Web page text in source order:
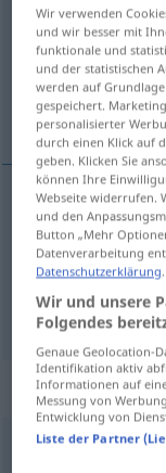
Übersicht aller
(Für mehr Details
von Neuem,
von Neuem
wieder,nochmals
Wir verwenden
und wir besser mit
funktionale und
und der statistischen
werden auf
gespeichert.
personalisierter
durch einen Klick auf
geben. Klicken Sie
können Ihre
Webseite widerrufen.
und den
Button „Mehr
Datenverarbeitung
Datenschutzerklärung
Wir und unsere
Folgendes
Genaue Geolocation-
Identifikation aktiv
Informationen auf
Messung von
Entwicklung von
Liste der Partner